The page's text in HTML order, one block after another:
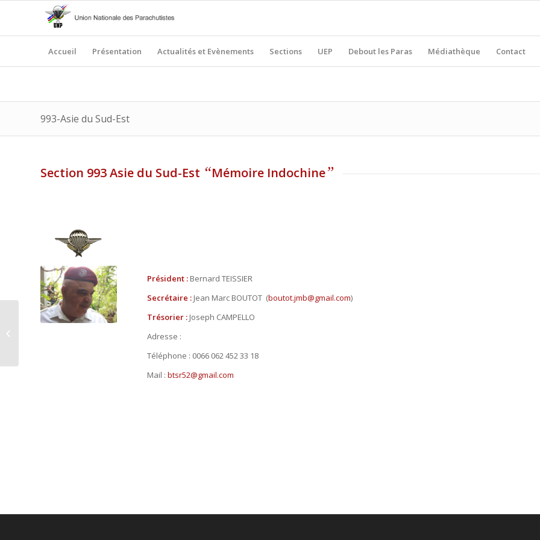
Accueil Présentation Actualités et Evènements Sections UEP Debout les Paras Médiathèque Contact
993-Asie du Sud-Est
Section 993 Asie du Sud-Est “Mémoire Indochine”
Président : Bernard TEISSIER
Secrétaire : Jean Marc BOUTOT (boutot.jmb@gmail.com)
Trésorier : Joseph CAMPELLO
Adresse :
Téléphone : 0066 062 452 33 18
Mail : btsr52@gmail.com